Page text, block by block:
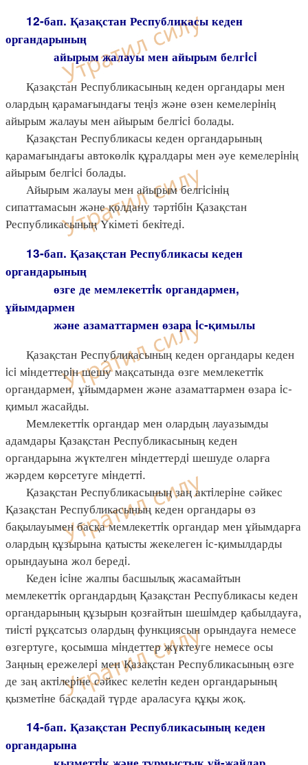
12-бап. Қазақстан Республикасы кеден
органдарының
айырым жалауы мен айырым белгiсi
Қазақстан Республикасының кеден органдары мен
олардың қарамағындағы теңiз және өзен кемелерiнiң
айырым жалауы мен айырым белгiсi болады.
Қазақстан Республикасы кеден органдарының
қарамағындағы автокөлiк құралдары мен әуе кемелерiнiң
айырым белгiсi болады.
Айырым жалауы мен айырым белгiсiнiң
сипаттамасын және қолдану тәртiбiн Қазақстан
Республикасының Үкіметі бекiтедi.
13-бап. Қазақстан Республикасы кеден
органдарының
өзге де мемлекеттiк органдармен,
ұйымдармен
және азаматтармен өзара iс-қимылы
Қазақстан Республикасының кеден органдары кеден
iсi мiндеттерiн шешу мақсатында өзге мемлекеттiк
органдармен, ұйымдармен және азаматтармен өзара iс-
қимыл жасайды.
Мемлекеттiк органдар мен олардың лауазымды
адамдары Қазақстан Республикасының кеден
органдарына жүктелген мiндеттердi шешуде оларға
жәрдем көрсетуге мiндеттi.
Қазақстан Республикасының заң актiлерiне сәйкес
Қазақстан Республикасының кеден органдары өз
бақылауымен басқа мемлекеттiк органдар мен ұйымдарға
олардың құзырына қатысты жекелеген iс-қимылдарды
орындауына жол бередi.
Кеден iсiне жалпы басшылық жасамайтын
мемлекеттiк органдардың Қазақстан Республикасы кеден
органдарының құзырын қозғайтын шешiмдер қабылдауға,
тиiстi рұқсатсыз олардың функциясын орындауға немесе
өзгертуге, қосымша мiндеттер жүктеуге немесе осы
Заңның ережелерi мен Қазақстан Республикасының өзге
де заң актiлерiне сәйкес келетiн кеден органдарының
қызметiне басқадай түрде араласуға құқы жоқ.
14-бап. Қазақстан Республикасының кеден
органдарына